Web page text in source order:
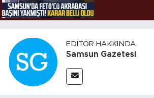
EDITÖR HAKKINDA
Samsun Gazetesi